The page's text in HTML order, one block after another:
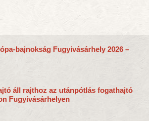
bajnokság Fugyivásárhely 2026 –
áll rajthoz az utánpótlás fogathajtó
Fugyivásárhelyen